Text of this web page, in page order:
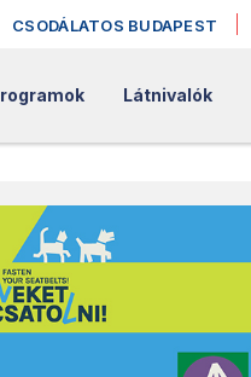
CSODÁLATOS BUDAPEST
Látnivalók